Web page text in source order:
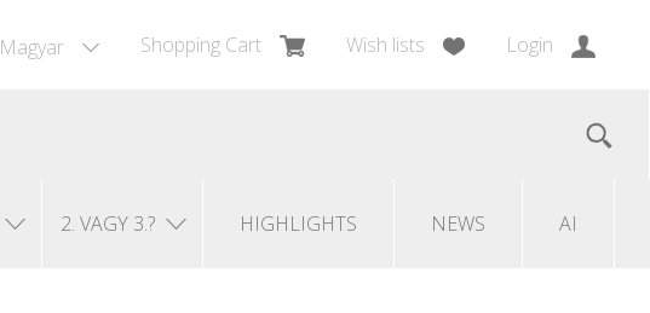
Magyar Shopping Cart Wish lists Login
2. VAGY 3.? HIGHLIGHTS NEWS AI